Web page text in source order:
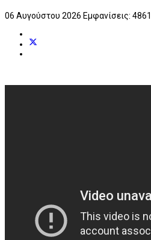
06 Αυγούστου 2026 Εμφανίσεις: 4861